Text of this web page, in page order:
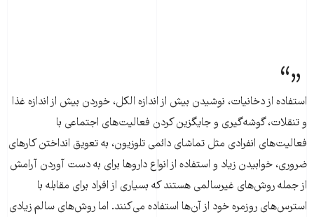
استفاده از دخانیات، نوشیدن بیش از اندازه الکل، خوردن بیش از اندازه غذا
و تنقلات، گوشه‌گیری و جایگزین کردن فعالیت‌های اجتماعی با
فعالیت‌های انفرادی مثل تماشای دائمی تلوزیون، به تعویق انداختن کارهای
ضروری، خوابیدن زیاد و استفاده از انواع داروها برای به دست آوردن آرامش
از جمله روش‌های غیرسالمی هستند که بسیاری از افراد برای مقابله با
استرس‌های روزمره خود از آن‌ها استفاده می‌کنند. اما روش‌های سالم زیادی